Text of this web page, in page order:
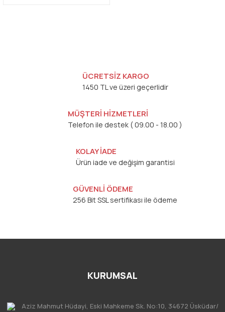
ÜCRETSİZ KARGO
1450 TL ve üzeri geçerlidir
MÜŞTERİ HİZMETLERİ
Telefon ile destek ( 09.00 - 18.00 )
KOLAY İADE
Ürün iade ve değişim garantisi
GÜVENLİ ÖDEME
256 Bit SSL sertifikası ile ödeme
KURUMSAL
Aziz Mahmut Hüdayi, Eski Mahkeme Sk. No:10, 34672 Üsküdar/